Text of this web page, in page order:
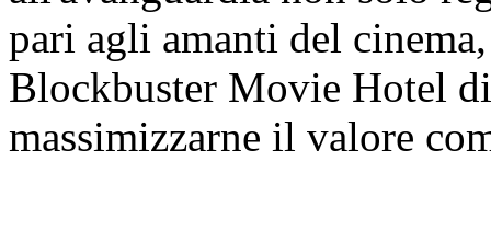
pari agli amanti del
Blockbuster Movie Hotel
massimizzarne il valore